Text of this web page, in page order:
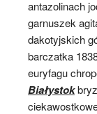
antazolinach
garnuszek
dakotyjskich
barczatka
euryfagu
Białystok